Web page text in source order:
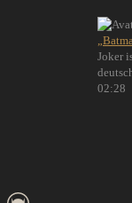
Joker
02:28